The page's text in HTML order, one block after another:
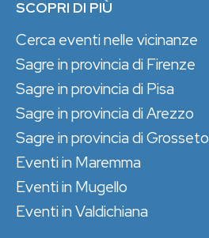
SCOPRI DI PIÙ
Cerca eventi nelle vicinanze
Sagre in provincia di Firenze
Sagre in provincia di Pisa
Sagre in provincia di Arezzo
Sagre in provincia di Grosseto
Eventi in Maremma
Eventi in Mugello
Eventi in Valdichiana